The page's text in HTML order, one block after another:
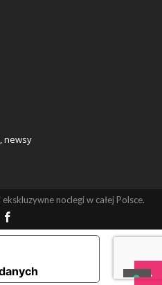
newsy
noclegi w całej Polsce.
użytkownika